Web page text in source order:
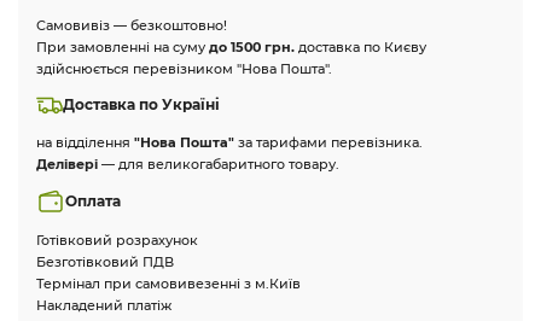
Самовивіз — безкоштовно!
При замовленні на суму до 1500 грн. доставка по Києву
здійснюється перевізником "Нова Пошта".
Доставка по Україні
на відділення "Нова Пошта" за тарифами перевізника.
Делівері — для великогабаритного товару.
Оплата
Готівковий розрахунок
Безготівковий ПДВ
Термінал при самовивезенні з м.Київ
Накладений платіж